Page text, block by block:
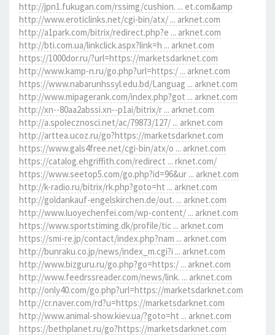
http://jpn1.fukugan.com/rssimg/cushion. ... et.com&amp
http://www.eroticlinks.net/cgi-bin/atx/ ... arknet.com
http://a1park.com/bitrix/redirect.php?e ... arknet.com
http://bti.com.ua/linkclick.aspx?link=h ... arknet.com
https://1000dor.ru/?url=https://marketsdarknet.com
http://www.kamp-n.ru/go.php?url=https:/ ... arknet.com
https://www.nabarunhssyl.edu.bd/Languag ... arknet.com
http://www.mipagerank.com/index.php?got ... arknet.com
http://xn--80aa2abssi.xn--p1ai/bitrix/r ... arknet.com
http://a.spolecznosci.net/ac/79873/127/ ... arknet.com
http://arttea.ucoz.ru/go?https://marketsdarknet.com
https://www.gals4free.net/cgi-bin/atx/o ... arknet.com
https://catalog.ehgriffith.com/redirect ... rknet.com/
https://www.seetop5.com/go.php?id=96&ur ... arknet.com
http://k-radio.ru/bitrix/rk.php?goto=ht ... arknet.com
http://goldankauf-engelskirchen.de/out. ... arknet.com
http://www.luoyechenfei.com/wp-content/ ... arknet.com
https://www.sportstiming.dk/profile/tic ... arknet.com
https://smi-re.jp/contact/index.php?nam ... arknet.com
http://bunraku.co.jp/news/index_m.cgi?i ... arknet.com
http://www.bizguru.ru/go.php?go=https:/ ... arknet.com
http://www.feedrssreader.com/news/link. ... arknet.com
http://only40.com/go.php?url=https://marketsdarknet.com
http://cr.naver.com/rd?u=https://marketsdarknet.com
http://www.animal-show.kiev.ua/?goto=ht ... arknet.com
https://bethplanet.ru/go?https://marketsdarknet.com